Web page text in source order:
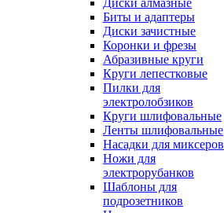
Диски алмазные
Биты и адаптеры
Диски зачистные
Коронки и фрезы
Абразивные круги
Круги лепестковые
Пилки для
электролобзиков
Круги шлифовальные
Ленты шлифовальные
Насадки для миксеров
Ножи для
электрорубанков
Шаблоны для
подрозетников